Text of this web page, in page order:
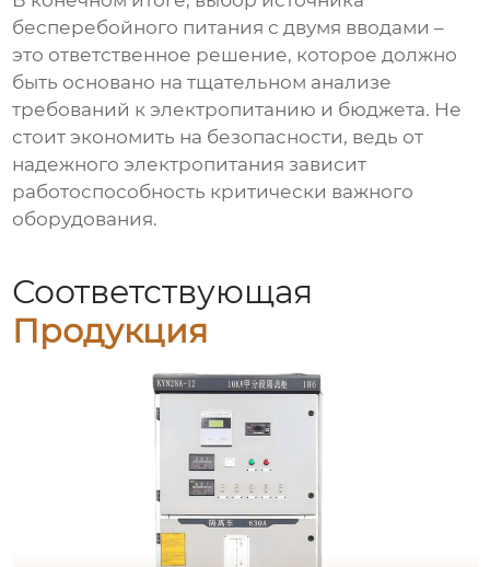
бесперебойного питания с двумя вводами –
это ответственное решение, которое должно
быть основано на тщательном анализе
требований к электропитанию и бюджета. Не
стоит экономить на безопасности, ведь от
надежного электропитания зависит
работоспособность критически важного
оборудования.
Соответствующая
Продукция